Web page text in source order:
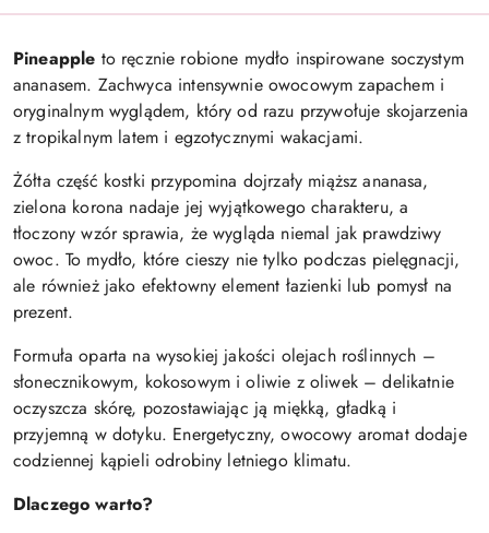
Pineapple to ręcznie robione mydło inspirowane soczystym
ananasem. Zachwyca intensywnie owocowym zapachem i
oryginalnym wyglądem, który od razu przywołuje skojarzenia
z tropikalnym latem i egzotycznymi wakacjami.
Żółta część kostki przypomina dojrzały miąższ ananasa,
zielona korona nadaje jej wyjątkowego charakteru, a
tłoczony wzór sprawia, że wygląda niemal jak prawdziwy
owoc. To mydło, które cieszy nie tylko podczas pielęgnacji,
ale również jako efektowny element łazienki lub pomysł na
prezent.
Formuła oparta na wysokiej jakości olejach roślinnych –
słonecznikowym, kokosowym i oliwie z oliwek – delikatnie
oczyszcza skórę, pozostawiając ją miękką, gładką i
przyjemną w dotyku. Energetyczny, owocowy aromat dodaje
codziennej kąpieli odrobiny letniego klimatu.
Dlaczego warto?